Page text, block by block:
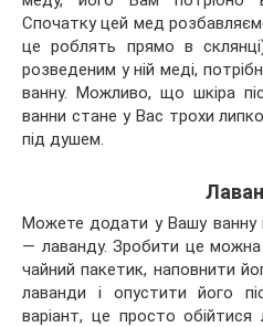
Спочатку цей мед
це роблять прямо в
розведеним у ній меді,
ванну. Можливо, що шкіра
ванни стане у Вас трохи
під душем.
Можете додати у Вашу ванну
— лаванду. Зробити це
чайний пакетик, наповнити
лаванди і опустити його
варіант, це просто